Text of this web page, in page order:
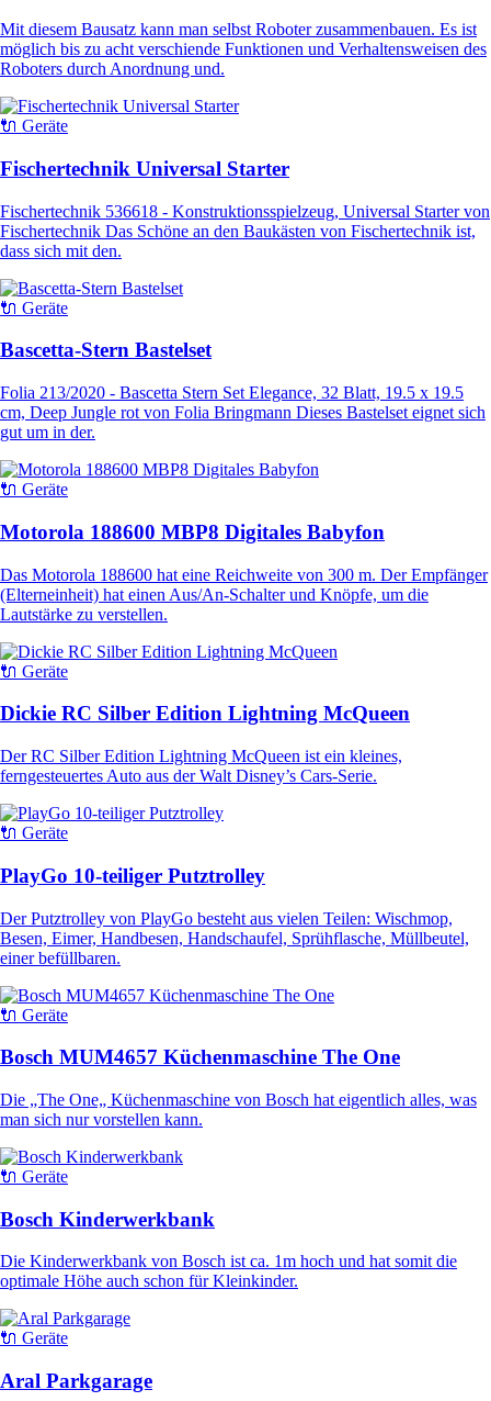
Mit diesem Bausatz kann man selbst Roboter zusammenbauen. Es ist
möglich bis zu acht verschiende Funktionen und Verhaltensweisen des
Roboters durch Anordnung und.
🔌 Geräte
Fischertechnik Universal Starter
Fischertechnik 536618 - Konstruktionsspielzeug, Universal Starter von
Fischertechnik Das Schöne an den Baukästen von Fischertechnik ist,
dass sich mit den.
🔌 Geräte
Bascetta-Stern Bastelset
Folia 213/2020 - Bascetta Stern Set Elegance, 32 Blatt, 19.5 x 19.5
cm, Deep Jungle rot von Folia Bringmann Dieses Bastelset eignet sich
gut um in der.
🔌 Geräte
Motorola 188600 MBP8 Digitales Babyfon
Das Motorola 188600 hat eine Reichweite von 300 m. Der Empfänger
(Elterneinheit) hat einen Aus/An-Schalter und Knöpfe, um die
Lautstärke zu verstellen.
🔌 Geräte
Dickie RC Silber Edition Lightning McQueen
Der RC Silber Edition Lightning McQueen ist ein kleines,
ferngesteuertes Auto aus der Walt Disney’s Cars-Serie.
🔌 Geräte
PlayGo 10-teiliger Putztrolley
Der Putztrolley von PlayGo besteht aus vielen Teilen: Wischmop,
Besen, Eimer, Handbesen, Handschaufel, Sprühflasche, Müllbeutel,
einer befüllbaren.
🔌 Geräte
Bosch MUM4657 Küchenmaschine The One
Die „The One„ Küchenmaschine von Bosch hat eigentlich alles, was
man sich nur vorstellen kann.
🔌 Geräte
Bosch Kinderwerkbank
Die Kinderwerkbank von Bosch ist ca. 1m hoch und hat somit die
optimale Höhe auch schon für Kleinkinder.
🔌 Geräte
Aral Parkgarage